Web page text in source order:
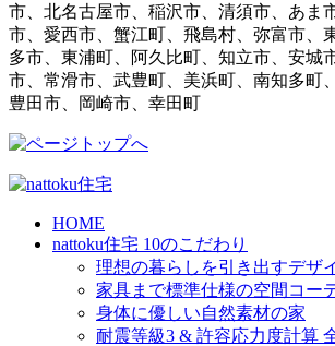
市、北名古屋市、稲沢市、清須市、あま
市、愛西市、蟹江町、飛島村、弥富市、
多市、東浦町、阿久比町、知立市、安城
市、常滑市、武豊町、美浜町、南知多町
豊田市、岡崎市、幸田町
HOME
nattoku住宅 10のこだわり
理想の暮らしを引き出すデザ
家具まで標準仕様の空間コー
身体に優しい自然素材の家
耐震等級3 & 許容応力度計算